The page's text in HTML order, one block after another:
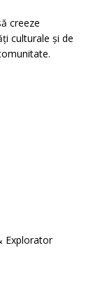
creeze
culturale și de
Explorator